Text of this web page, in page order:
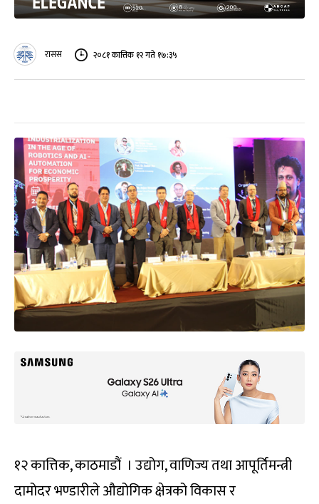
रासस २०८१ कात्तिक १२ गते १७:३५
१२ कात्तिक, काठमाडौं । उद्योग, वाणिज्य तथा आपूर्तिमन्त्री
दामोदर भण्डारीले औद्योगिक क्षेत्रको विकास र